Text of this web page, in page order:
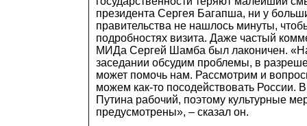
президента Сергея Багапша, ни у
правительства не нашлось минуты,
подробностях визита. Даже частый
МИДа Сергей Шамба был лаконичен.
заседании обсудим проблемы, в
может помочь нам. Рассмотрим и
можем как-то посодействовать России.
Путина рабочий, поэтому культурные
предусмотрены», – сказал он.